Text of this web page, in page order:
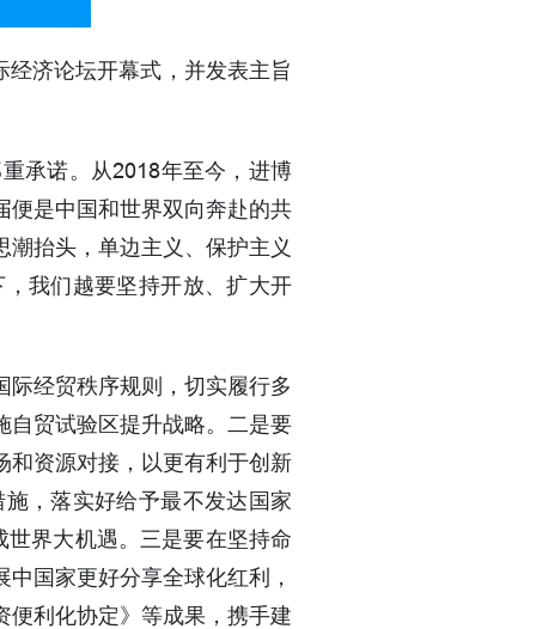
济论坛开幕式，并发表主旨
承诺。从2018年至今，进博
便是中国和世界双向奔赴的共
抬头，单边主义、保护主义
我们越要坚持开放、扩大开
经贸秩序规则，切实履行多
自贸试验区提升战略。二是要
和资源对接，以更有利于创新
，落实好给予最不发达国家
界大机遇。三是要在坚持命
国家更好分享全球化红利，
便利化协定》等成果，携手建